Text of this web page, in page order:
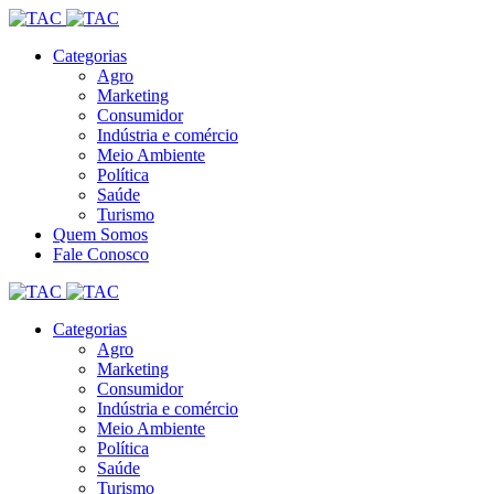
Categorias
Agro
Marketing
Consumidor
Indústria e comércio
Meio Ambiente
Política
Saúde
Turismo
Quem Somos
Fale Conosco
Categorias
Agro
Marketing
Consumidor
Indústria e comércio
Meio Ambiente
Política
Saúde
Turismo